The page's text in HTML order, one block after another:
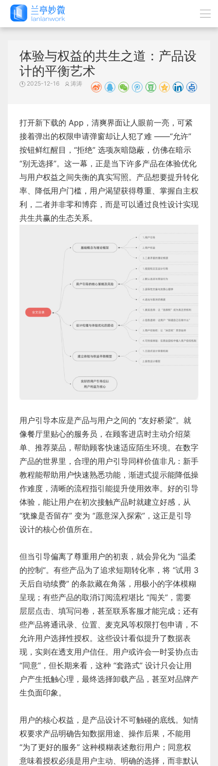
体验与权益的共生之道：产品设
计的平衡艺术
2025-12-16 涛涛
打开新下载的 App，清爽界面让人眼前一亮，可紧
接着弹出的权限申请弹窗却让人犯了难 ——“允许”
按钮鲜红醒目，“拒绝” 选项灰暗隐蔽，仿佛在暗示
“别无选择”。这一幕，正是当下许多产品在体验优化
与用户权益之间失衡的真实写照。产品想要提升转化
率、降低用户门槛，用户渴望获得尊重、掌握自主权
利，二者并非零和博弈，而是可以通过良性设计实现
共生共赢的生态关系。
用户引导本应是产品与用户之间的 “友好桥梁”。就
像餐厅里贴心的服务员，在顾客进店时主动介绍菜
单、推荐菜品，帮助顾客快速适应陌生环境。在数字
产品的世界里，合理的用户引导同样价值非凡：新手
教程能帮助用户快速熟悉功能，渐进式提示能降低操
作难度，清晰的流程指引能提升使用效率。好的引导
体验，能让用户在初次接触产品时就建立好感，从
“犹豫是否留存” 变为 “愿意深入探索”，这正是引导
设计的核心价值所在。
但当引导偏离了尊重用户的初衷，就会异化为 “温柔
的控制”。有些产品为了追求短期转化率，将 “试用 3
天后自动续费” 的条款藏在角落，用极小的字体模糊
呈现；有些产品的取消订阅流程堪比 “闯关”，需要
层层点击、填写问卷，甚至联系客服才能完成；还有
些产品将通讯录、位置、麦克风等权限打包申请，不
允许用户选择性授权。这些设计看似提升了数据表
现，实则在透支用户信任。用户或许会一时妥协点击
“同意”，但长期来看，这种 “套路式” 设计只会让用
户产生抵触心理，最终选择卸载产品，甚至对品牌产
生负面印象。
用户的核心权益，是产品设计不可触碰的底线。知情
权要求产品明确告知数据用途、操作后果，不能用
“为了更好的服务” 这种模糊表述敷衍用户；同意权
意味着授权必须是用户主动、明确的选择，而非默认